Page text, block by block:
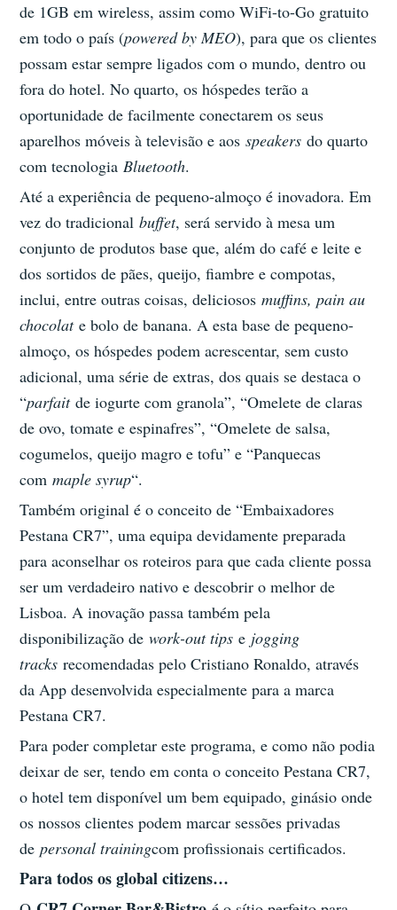
de 1GB em wireless, assim como WiFi-to-Go gratuito
em todo o país (powered by MEO), para que os clientes
possam estar sempre ligados com o mundo, dentro ou
fora do hotel. No quarto, os hóspedes terão a
oportunidade de facilmente conectarem os seus
aparelhos móveis à televisão e aosspeakers do quarto
com tecnologiaBluetooth.
Até a experiência de pequeno-almoço é inovadora. Em
vez do tradicionalbuffet, será servido à mesa um
conjunto de produtos base que, além do café e leite e
dos sortidos de pães, queijo, fiambre e compotas,
inclui, entre outras coisas, deliciososmuffins, pain au
chocolate bolo de banana. A esta base de pequeno-
almoço, os hóspedes podem acrescentar, sem custo
adicional, uma série de extras, dos quais se destaca o
“parfaitde iogurte com granola”, “Omelete de claras
de ovo, tomate e espinafres”, “Omelete de salsa,
cogumelos, queijo magro e tofu” e “Panquecas
commaple syrup“.
Também original é o conceito de “Embaixadores
Pestana CR7”, uma equipa devidamente preparada
para aconselhar os roteiros para que cada cliente possa
ser um verdadeiro nativo e descobrir o melhor de
Lisboa. A inovação passa também pela
disponibilização dework-out tips e jogging
tracks recomendadas pelo Cristiano Ronaldo, através
da App desenvolvida especialmente para a marca
Pestana CR7.
Para poder completar este programa, e como não podia
deixar de ser, tendo em conta o conceito Pestana CR7,
o hotel tem disponível um bem equipado, ginásio onde
os nossos clientes podem marcar sessões privadas
depersonal trainingcom profissionais certificados.
Para todos os global citizens…